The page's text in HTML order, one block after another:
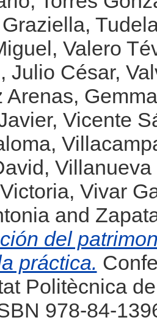
,
, Valero
Julio César,
Arenas, Gemma
, Vicente
,
,
, Vivar
and
del
práctica.
Politècnica
978-84-